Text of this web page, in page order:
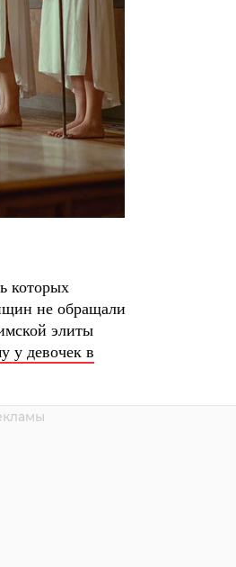
которых
не обращали
элиты
у девочек в